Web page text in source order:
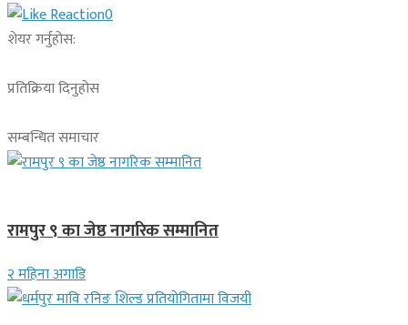
0
शेयर गर्नुहोस:
प्रतिक्रिया दिनुहोस
सम्बन्धित समाचार
रामपुर ९ का जेष्ठ नागरिक सम्मानित
२ महिना अगाडि